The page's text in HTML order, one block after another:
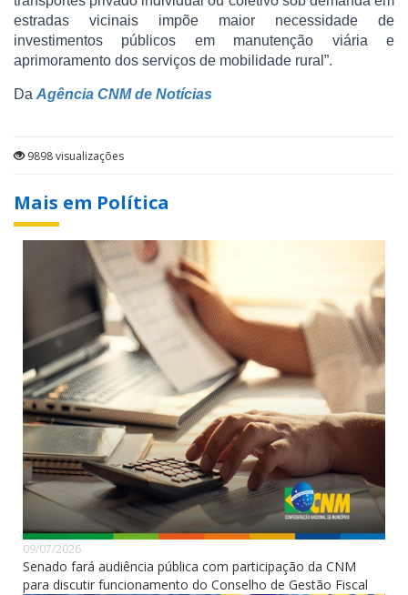
estradas vicinais impõe maior necessidade de
investimentos públicos em manutenção viária e
aprimoramento dos serviços de mobilidade rural”.
Da Agência CNM de Notícias
9898 visualizações
Mais em Política
09/07/2026
Senado fará audiência pública com participação da CNM
para discutir funcionamento do Conselho de Gestão Fiscal